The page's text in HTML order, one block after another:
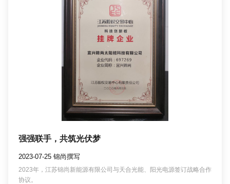
强强联手，共筑光伏梦
2023-07-25 锦尚撰写
2023年，江苏锦尚新能源有限公司与天合光能、阳光电源签订战略合作
协议。